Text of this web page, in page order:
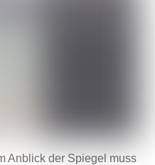
Anblick der Spiegel muss